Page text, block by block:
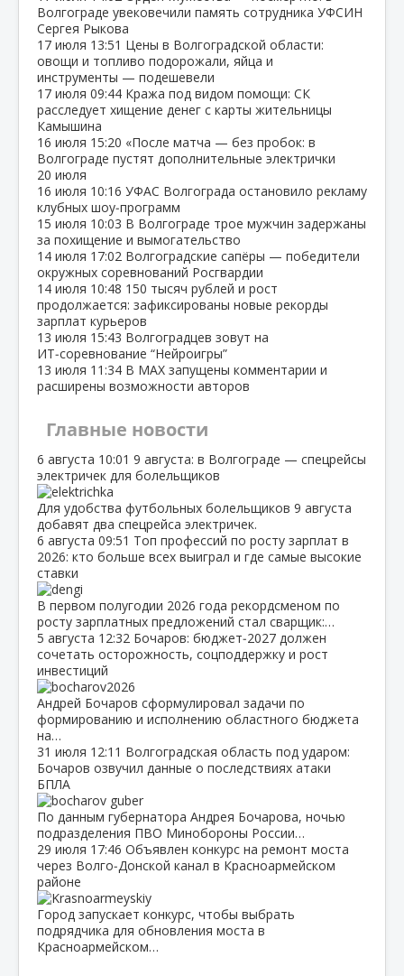
Волгограде увековечили память сотрудника УФСИН
Сергея Рыкова
17 июля 13:51 Цены в Волгоградской области:
овощи и топливо подорожали, яйца и
инструменты — подешевели
17 июля 09:44 Кража под видом помощи: СК
расследует хищение денег с карты жительницы
Камышина
16 июля 15:20 «После матча — без пробок: в
Волгограде пустят дополнительные электрички
20 июля
16 июля 10:16 УФАС Волгограда остановило рекламу
клубных шоу‑программ
15 июля 10:03 В Волгограде трое мужчин задержаны
за похищение и вымогательство
14 июля 17:02 Волгоградские сапёры — победители
окружных соревнований Росгвардии
14 июля 10:48 150 тысяч рублей и рост
продолжается: зафиксированы новые рекорды
зарплат курьеров
13 июля 15:43 Волгоградцев зовут на
ИТ‑соревнование “Нейроигры”
13 июля 11:34 В МАХ запущены комментарии и
расширены возможности авторов
Главные новости
6 августа 10:01 9 августа: в Волгограде — спецрейсы
электричек для болельщиков
Для удобства футбольных болельщиков 9 августа
добавят два спецрейса электричек.
6 августа 09:51 Топ профессий по росту зарплат в
2026: кто больше всех выиграл и где самые высокие
ставки
В первом полугодии 2026 года рекордсменом по
росту зарплатных предложений стал сварщик:…
5 августа 12:32 Бочаров: бюджет‑2027 должен
сочетать осторожность, соцподдержку и рост
инвестиций
Андрей Бочаров сформулировал задачи по
формированию и исполнению областного бюджета
на…
31 июля 12:11 Волгоградская область под ударом:
Бочаров озвучил данные о последствиях атаки
БПЛА
По данным губернатора Андрея Бочарова, ночью
подразделения ПВО Минобороны России…
29 июля 17:46 Объявлен конкурс на ремонт моста
через Волго‑Донской канал в Красноармейском
районе
Город запускает конкурс, чтобы выбрать
подрядчика для обновления моста в
Красноармейском…